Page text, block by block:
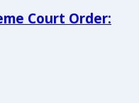
Court Order: